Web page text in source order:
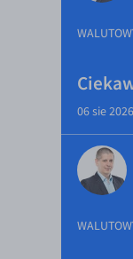
06 sie 2026